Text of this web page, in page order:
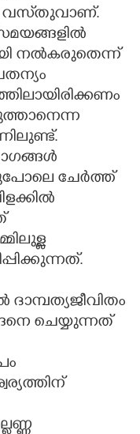
വസ്‌തുവാണ്.
നൽകരുതെന്ന്
ചേർത്ത്
ദാമ്പത്യജീവിതം
ചെയ്യുന്നത്